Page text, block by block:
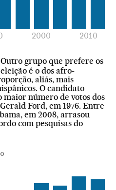
Outro grupo que prefere os
é o dos afro-
aliás, mais
O candidato
número de votos dos
Ford, em 1976. Entre
em 2008, arrasou
com pesquisas do